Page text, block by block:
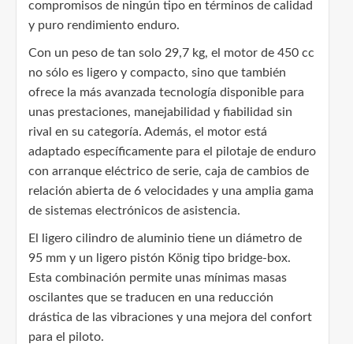
compromisos de ningún tipo en términos de calidad
y puro rendimiento enduro.
Con un peso de tan solo 29,7 kg, el motor de 450 cc
no sólo es ligero y compacto, sino que también
ofrece la más avanzada tecnología disponible para
unas prestaciones, manejabilidad y fiabilidad sin
rival en su categoría. Además, el motor está
adaptado específicamente para el pilotaje de enduro
con arranque eléctrico de serie, caja de cambios de
relación abierta de 6 velocidades y una amplia gama
de sistemas electrónicos de asistencia.
El ligero cilindro de aluminio tiene un diámetro de
95 mm y un ligero pistón König tipo bridge-box.
Esta combinación permite unas mínimas masas
oscilantes que se traducen en una reducción
drástica de las vibraciones y una mejora del confort
para el piloto.